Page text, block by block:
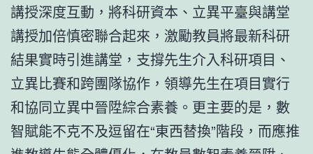
講授深度互動，將科研資本、立異平臺與講堂
講授加倍慎密聯合起來，激勵教員將最新科研
結果實時引進講堂，支撐先生介入科研項目、
立異比賽和跨團隊協作，領導先生在項目實行
和協同立異中晉陞綜合素養。更主要的是，數
智賦能不克不及逗留在“東西替換”階段，而應推